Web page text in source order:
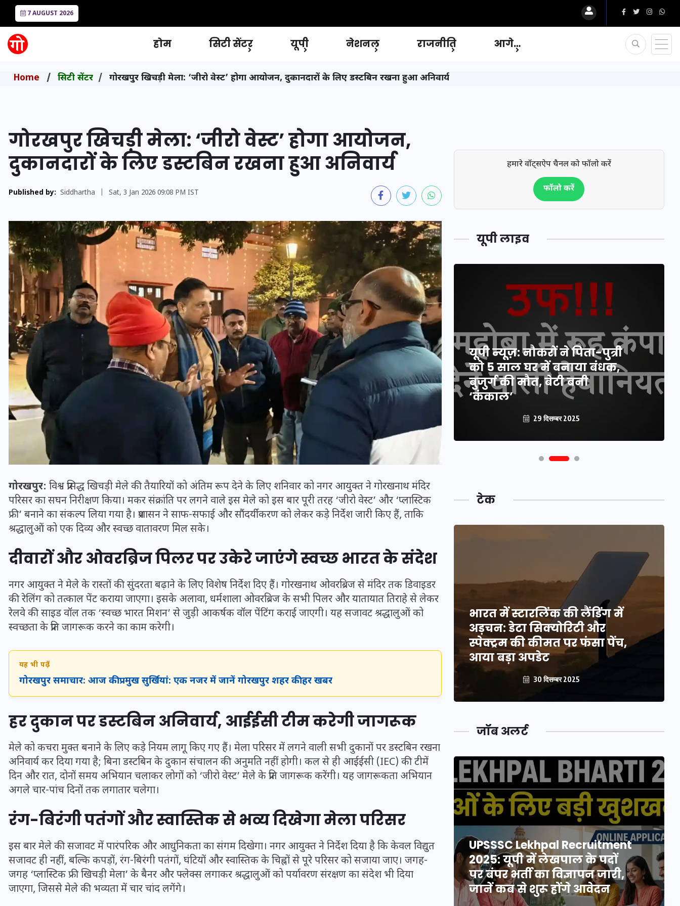
7 AUGUST 2026
होम सिटी सेंटर यूपी नेशनल राजनीति आगे…
Home सिटी सेंटर गोरखपुर खिचड़ी मेला: ‘जीरो वेस्ट’ होगा आयोजन, दुकानदारों के लिए डस्टबिन रखना हुआ अनिवार्य
गोरखपुर खिचड़ी मेला: ‘जीरो वेस्ट’ होगा आयोजन,
दुकानदारों के लिए डस्टबिन रखना हुआ अनिवार्य
Published by: Siddhartha Sat, 3 Jan 2026 09:08 PM IST
गोरखपुर: विश्व प्रसिद्धखिचड़ी मेलेकी तैयारियों को अंतिम रूप देने के लिए शनिवार को नगर आयुक्त ने गोरखनाथ मंदिर
परिसर का सघन निरीक्षण किया। मकर संक्रांति पर लगने वाले इस मेले को इस बार पूरी तरह ‘जीरो वेस्ट’ और ‘प्लास्टिक
फ्री’ बनाने का संकल्प लिया गया है। प्रशासन ने साफ-सफाई और सौंदर्यीकरण को लेकर कड़े निर्देश जारी किए हैं, ताकि
श्रद्धालुओं को एक दिव्य और स्वच्छ वातावरण मिल सके।
दीवारों और ओवरब्रिज पिलर पर उकेरे जाएंगे स्वच्छ भारत के संदेश
नगर आयुक्त ने मेले के रास्तों की सुंदरता बढ़ाने के लिए विशेष निर्देश दिए हैं। गोरखनाथ ओवरब्रिज से मंदिर तक डिवाइडर
की रेलिंग को तत्काल पेंट कराया जाएगा। इसके अलावा, धर्मशाला ओवरब्रिज के सभी पिलर और यातायात तिराहे से लेकर
रेलवे की साइड वॉल तक ‘स्वच्छ भारत मिशन’ से जुड़ी आकर्षक वॉल पेंटिंग कराई जाएगी। यह सजावट श्रद्धालुओं को
स्वच्छता के प्रति जागरूक करने का काम करेगी।
यह भी पढ़ें
गोरखपुर समाचार: आज की प्रमुख सुर्खियां: एक नजर में जानें गोरखपुर शहर की हर खबर
हर दुकान पर डस्टबिन अनिवार्य, आईईसी टीम करेगी जागरूक
मेले को कचरा मुक्त बनाने के लिए कड़े नियम लागू किए गए हैं। मेला परिसर में लगने वाली सभी दुकानों पर डस्टबिन रखना
अनिवार्य कर दिया गया है; बिना डस्टबिन के दुकान संचालन की अनुमति नहीं होगी। कल से ही आईईसी (IEC) की टीमें
दिन और रात, दोनों समय अभियान चलाकर लोगों को ‘जीरो वेस्ट’ मेले के प्रति जागरूक करेंगी। यह जागरूकता अभियान
अगले चार-पांच दिनों तक लगातार चलेगा।
रंग-बिरंगी पतंगों और स्वास्तिक से भव्य दिखेगा मेला परिसर
इस बारमेलेकी सजावट में पारंपरिक और आधुनिकता का संगम दिखेगा। नगर आयुक्त ने निर्देश दिया है कि केवल विद्युत
सजावट ही नहीं, बल्कि कपड़ों, रंग-बिरंगी पतंगों, घंटियों और स्वास्तिक के चिह्नों से पूरे परिसर को सजाया जाए। जगह-
जगह ‘प्लास्टिक फ्री खिचड़ी मेला’ के बैनर और फ्लेक्स लगाकर श्रद्धालुओं को पर्यावरण संरक्षण का संदेश भी दिया
जाएगा, जिससे मेले की भव्यता में चार चांद लगेंगे।
हमारे वॉट्सऐप चैनल को फॉलो करें
फॉलो करें
यूपी लाइव
यूपी लेखपाल भर्ती: ओबीसी को
मिली बड़ी राहत, 2158 पदों पर
बंपर वैकेंसी, जनरल कोटे में भारी
कटौती
वोटर लिस्ट पुनरीक्षण कार्यक्रम में
हुआ बदलाव, देखें नई तारीखों की
पूरी लिस्ट
यूपी न्यूज़: नौकरों ने पिता-पुत्री
को 5 साल घर में बनाया बंधक,
बुजुर्ग की मौत, बेटी बनी
‘कंकाल’
29 दिसम्बर 2025
टेक
भारत में स्टारलिंक की लैंडिंग में
अड़चन: डेटा सिक्योरिटी और
आया बड़ा अपडेट
30 दिसम्बर 2025
भारत में स्टारलिंक की लैंडिंग में
30 दिसम्बर 2025
भारत में स्टारलिंक की लैंडिंग में
अड़चन: डेटा सिक्योरिटी और
स्पेक्ट्रम की कीमत पर फंसा पेंच,
आया बड़ा अपडेट
30 दिसम्बर 2025
जॉब अलर्ट
UPSSSC Lekhpal Recruitment
2025: यूपी में लेखपाल के पदों
पर बंपर भर्ती का विज्ञापन जारी,
जानें कब से शुरू होंगे आवेदन
UPSSSC Lekhpal Recruitment
2025: यूपी में लेखपाल के पदों
पर बंपर भर्ती का विज्ञापन जारी,
UPSSSC Lekhpal Recruitment
2025: यूपी में लेखपाल के पदों
पर बंपर भर्ती का विज्ञापन जारी,
जानें कब से शुरू होंगे आवेदन